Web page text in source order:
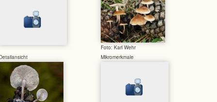
Foto: Karl Wehr
Mikromerkmale